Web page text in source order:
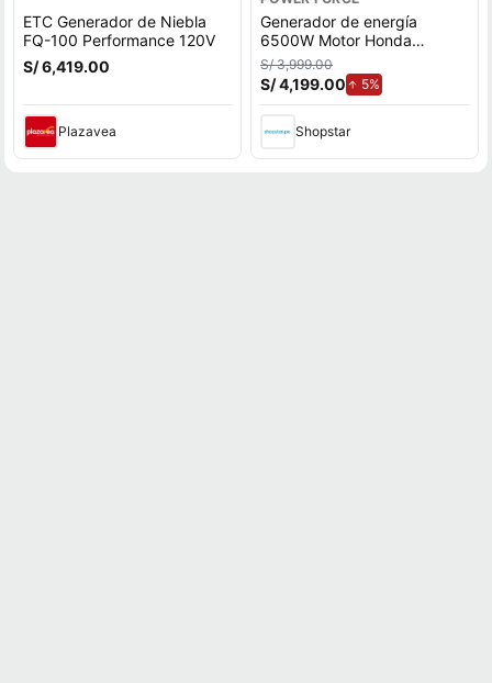
ETC Generador de Niebla
FQ-100 Performance 120V
S/ 6,419.00
Plazavea
Generador de energía
6500W Motor Honda
Werken
S/ 3,999.00
S/ 4,199.00 5%de aumento.
Shopstar